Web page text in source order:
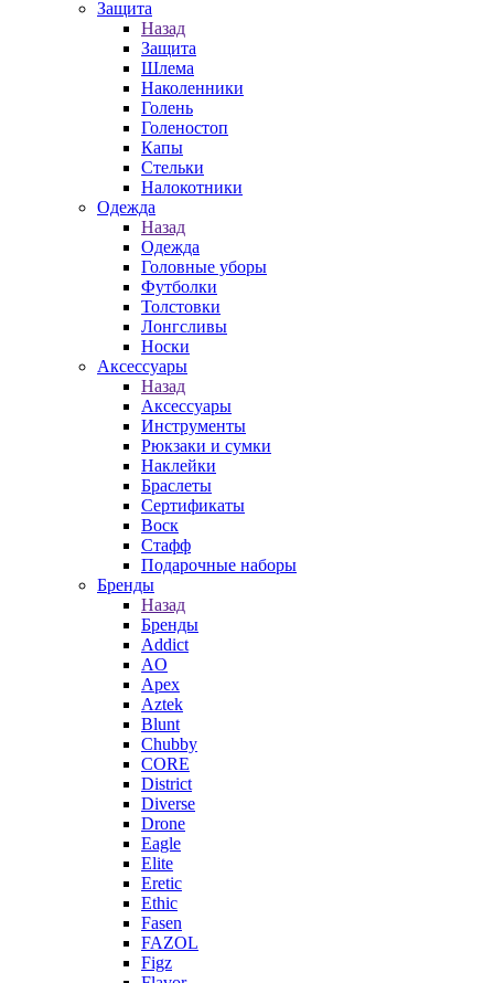
Защита
Назад
Защита
Шлема
Наколенники
Голень
Голеностоп
Капы
Стельки
Налокотники
Одежда
Назад
Одежда
Головные уборы
Футболки
Толстовки
Лонгсливы
Носки
Аксессуары
Назад
Аксессуары
Инструменты
Рюкзаки и сумки
Наклейки
Браслеты
Сертификаты
Воск
Стафф
Подарочные наборы
Бренды
Назад
Бренды
Addict
AO
Apex
Aztek
Blunt
Chubby
CORE
District
Diverse
Drone
Eagle
Elite
Eretic
Ethic
Fasen
FAZOL
Figz